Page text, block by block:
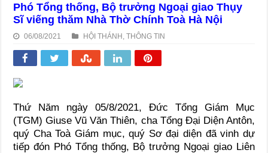
Phó Tổng thống, Bộ trưởng Ngoại giao Thụy
Sĩ viếng thăm Nhà Thờ Chính Toà Hà Nội
06/08/2021 HỘI THÁNH ,THÔNG TIN
Thứ Năm ngày 05/8/2021, Đức Tổng Giám Mục
(TGM) Giuse Vũ Văn Thiên, cha Tổng Đại Diện Antôn,
quý Cha Toà Giám mục, quý Sơ đại diện đã vinh dự
tiếp đón Phó Tổng thống, Bộ trưởng Ngoại giao Liên